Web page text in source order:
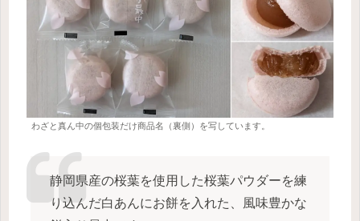
わざと真ん中の個包装だけ商品名（裏側）を写しています。
静岡県産の桜葉を使用した桜葉パウダーを練
り込んだ白あんにお餅を入れた、風味豊かな